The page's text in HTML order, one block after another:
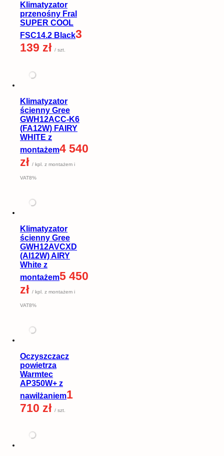
Klimatyzator
przenośny Fral
SUPER COOL
FSC14.2 Black3
139 zł / szt.
Klimatyzator
ścienny Gree
GWH12ACC-K6
(FA12W) FAIRY
WHITE z
montażem4 540
zł / kpl. z montażem i
VAT8%
Klimatyzator
ścienny Gree
GWH12AVCXD
(AI12W) AIRY
White z
montażem5 450
zł / kpl. z montażem i
VAT8%
Oczyszczacz
powietrza
Warmtec
AP350W+ z
nawilżaniem1
710 zł / szt.